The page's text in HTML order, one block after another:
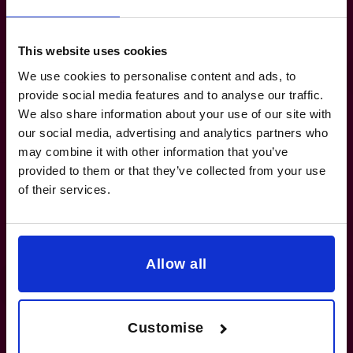
This website uses cookies
We use cookies to personalise content and ads, to
provide social media features and to analyse our traffic.
We also share information about your use of our site with
our social media, advertising and analytics partners who
may combine it with other information that you’ve
provided to them or that they’ve collected from your use
of their services.
Allow all
Customise
Les chiffres comptent. Mais pas seulement les
chiffres qui expriment les bénéfices et le bilan.
Nous avons demandé à Laurence quel chiffre
In 2014, the company decided to focus entirely on the
construction market and that is when its largest division
(transport) was sold. In 2019, the company achieved a
turnover of 13 million euros. In 2020, the turnover reached